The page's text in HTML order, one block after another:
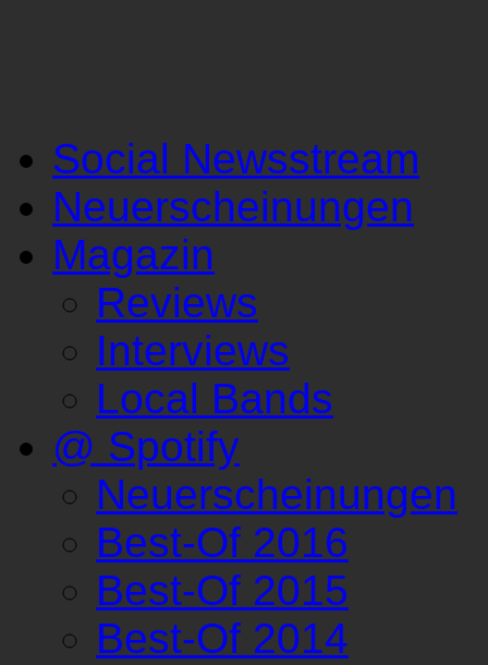
Social Newsstream
Neuerscheinungen
Magazin
Reviews
Interviews
Local Bands
@ Spotify
Neuerscheinungen
Best-Of 2016
Best-Of 2015
Best-Of 2014